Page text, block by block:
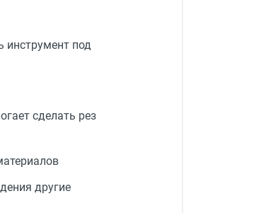
инструмент под
сделать рез
другие